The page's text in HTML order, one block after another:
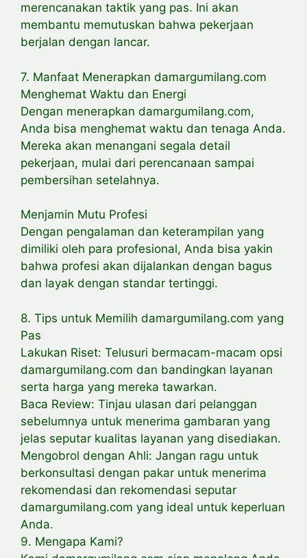
merencanakan taktik yang pas. Ini akan
membantu memutuskan bahwa pekerjaan
berjalan dengan lancar.
7. Manfaat Menerapkan damargumilang.com
Menghemat Waktu dan Energi
Dengan menerapkan damargumilang.com,
Anda bisa menghemat waktu dan tenaga Anda.
Mereka akan menangani segala detail
pekerjaan, mulai dari perencanaan sampai
pembersihan setelahnya.
Menjamin Mutu Profesi
Dengan pengalaman dan keterampilan yang
dimiliki oleh para profesional, Anda bisa yakin
bahwa profesi akan dijalankan dengan bagus
dan layak dengan standar tertinggi.
8. Tips untuk Memilih damargumilang.com yang
Pas
Lakukan Riset: Telusuri bermacam-macam opsi
damargumilang.com dan bandingkan layanan
serta harga yang mereka tawarkan.
Baca Review: Tinjau ulasan dari pelanggan
sebelumnya untuk menerima gambaran yang
jelas seputar kualitas layanan yang disediakan.
Mengobrol dengan Ahli: Jangan ragu untuk
berkonsultasi dengan pakar untuk menerima
rekomendasi dan rekomendasi seputar
damargumilang.com yang ideal untuk keperluan
Anda.
9. Mengapa Kami?